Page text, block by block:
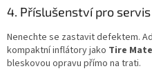
4. Příslušenství pro servis
Nenechte se zastavit defektem.
kompaktní inflátory jako Tire Mate
bleskovou opravu přímo na trati.